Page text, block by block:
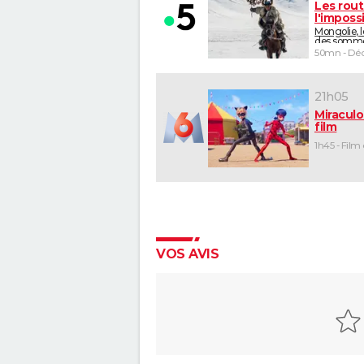
Les
Mongolie,
des
50mn -
21h05
film
1h45 -
VOS AVIS